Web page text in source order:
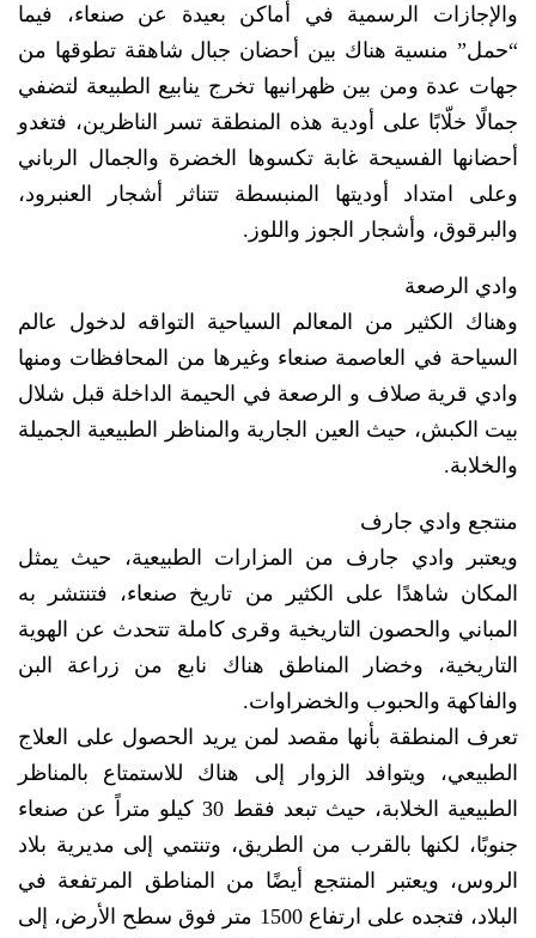
والإجازات الرسمية في أماكن بعيدة عن صنعاء، فيما
“حمل” منسية هناك بين أحضان جبال شاهقة تطوقها من
جهات عدة ومن بين ظهرانيها تخرج ينابيع الطبيعة لتضفي
جمالًا خلّابًا على أودية هذه المنطقة تسر الناظرين، فتغدو
أحضانها الفسيحة غابة تكسوها الخضرة والجمال الرباني
وعلى امتداد أوديتها المنبسطة تتناثر أشجار العنبرود،
والبرقوق، وأشجار الجوز واللوز.
وادي الرصعة
وهناك الكثير من المعالم السياحية التواقه لدخول عالم
السياحة في العاصمة صنعاء وغيرها من المحافظات ومنها
وادي قرية صلاف و الرصعة في الحيمة الداخلة قبل شلال
بيت الكبش، حيث العين الجارية والمناظر الطبيعية الجميلة
والخلابة.
منتجع وادي جارف
ويعتبر وادي جارف من المزارات الطبيعية، حيث يمثل
المكان شاهدًا على الكثير من تاريخ صنعاء، فتنتشر به
المباني والحصون التاريخية وقرى كاملة تتحدث عن الهوية
التاريخية، وخضار المناطق هناك نابع من زراعة البن
والفاكهة والحبوب والخضراوات.
تعرف المنطقة بأنها مقصد لمن يريد الحصول على العلاج
الطبيعي، ويتوافد الزوار إلى هناك للاستمتاع بالمناظر
الطبيعية الخلابة، حيث تبعد فقط 30 كيلو متراً عن صنعاء
جنوبًا، لكنها بالقرب من الطريق، وتنتمي إلى مديرية بلاد
الروس، ويعتبر المنتجع أيضًا من المناطق المرتفعة في
البلاد، فتجده على ارتفاع 1500 متر فوق سطح الأرض، إلى